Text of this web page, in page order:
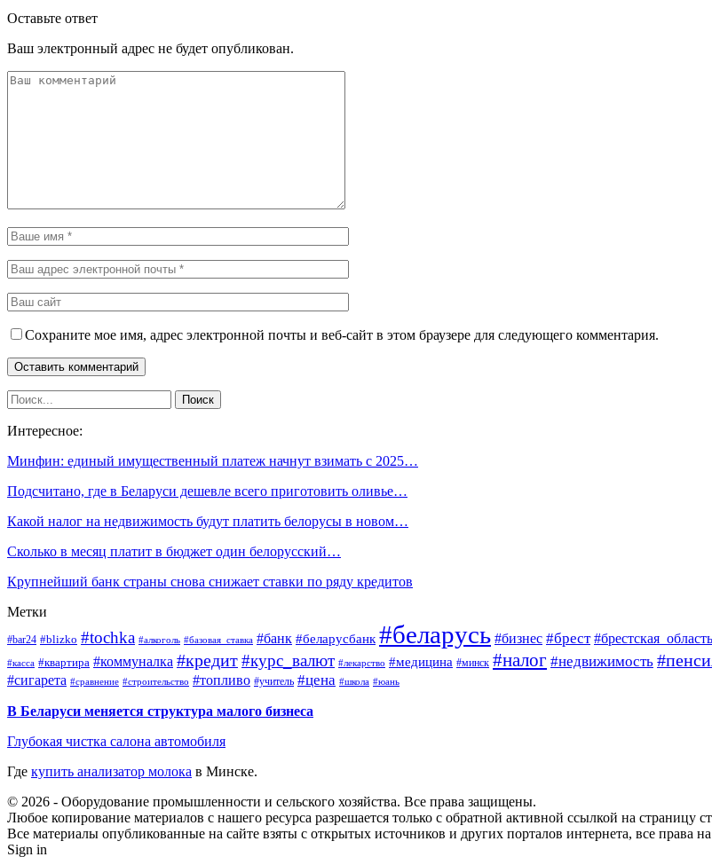
Оставьте ответ
Ваш электронный адрес не будет опубликован.
Сохраните мое имя, адрес электронной почты и веб-сайт в этом браузере для следующего комментария.
Интересное:
Минфин: единый имущественный платеж начнут взимать с 2025…
Подсчитано, где в Беларуси дешевле всего приготовить оливье…
Какой налог на недвижимость будут платить белорусы в новом…
Сколько в месяц платит в бюджет один белорусский…
Крупнейший банк страны снова снижает ставки по ряду кредитов
Метки
#bar24 #blizko #tochka #алкоголь #базовая_ставка #банк #беларусбанк #беларусь #бизнес #брест #брестская_область
#касса #квартира #коммуналка #кредит#курс_валют #лекарство #медицина #минск #налог #недвижимость
#сигарета #сравнение #строительство #топливо #учитель #цена #школа #юань
В Беларуси меняется структура малого бизнеса
Глубокая чистка салона автомобиля
Где купить анализатор молока в Минске.
© 2026 - Оборудование промышленности и сельского хозяйства. Все права защищены.
Любое копирование материалов с нашего ресурса разрешается только с обратной активной ссылкой на страницу
Все материалы опубликованные на сайте взяты с открытых источников и других порталов интернета, все права
Sign in